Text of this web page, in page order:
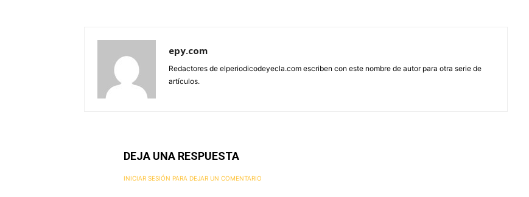
epy.com
Redactores de elperiodicodeyecla.com escriben con este nombre de autor para otra serie de
artículos.
DEJA UNA RESPUESTA
INICIAR SESIÓN PARA DEJAR UN COMENTARIO